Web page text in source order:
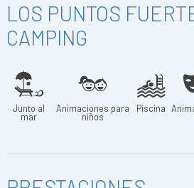
LOS PUNTOS
CAMPING
Junto al
mar
Animaciones para
niños
Piscina